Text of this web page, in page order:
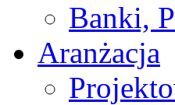
Banki,
Aranżacja